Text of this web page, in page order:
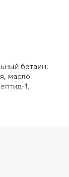
бетаин,
масло
1,
экстракт
жожоба,
бисаболол,